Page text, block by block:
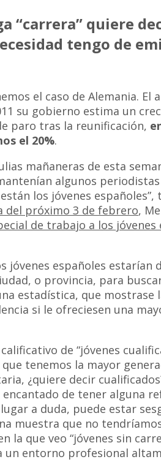
“carrera” quiere
tengo de
el caso de Alemania. El
su gobierno estima un
paro tras la reunificación,
el 20%.
mañaneras de esta
algunos
los jóvenes
del próximo 3 de febrero,
de trabajo a los jóvenes
jóvenes españoles estarían
o provincia, para
estadística, que mostrase
si le ofreciesen una
de “jóvenes
tenemos la mayor
¿quiere decir
de tener alguna
a duda, puede estar
muestra que no
la que veo “jóvenes sin
un entorno profesional